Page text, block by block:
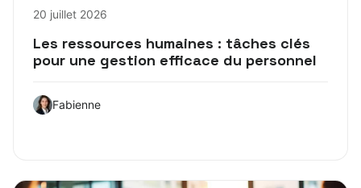
20 juillet 2026
Les ressources humaines : tâches clés
pour une gestion efficace du personnel
Fabienne